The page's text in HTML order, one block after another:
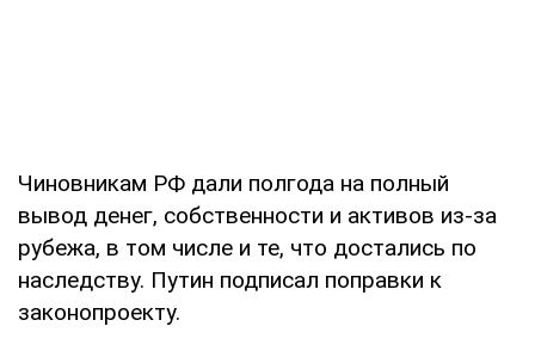
Чиновникам РФ дали полгода на полный
вывод денег, собственности и активов из-за
рубежа, в том числе и те, что достались по
наследству. Путин подписал поправки к
законопроекту.